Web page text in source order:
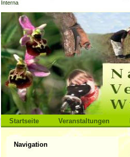
Direkt
zum
Inhalt
|
Direkt
zur
Navigation
Sektionen
Startseite Veranstaltungen
Benutzerspezifische
Interna
Navigation